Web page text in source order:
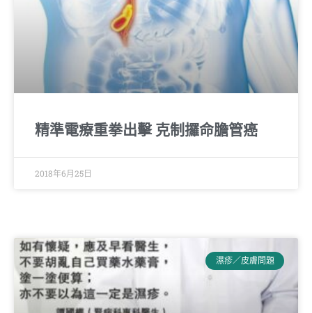
精準電療重拳出擊 克制攞命膽管癌
2018年6月25日
濕疹／皮膚問題